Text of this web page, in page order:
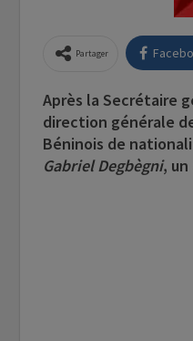
Partager
Après la Secrétaire
direction générale
Béninois de
Gabriel Degbègni,